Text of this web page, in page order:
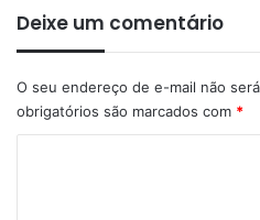
Deixe um comentário
O seu endereço de e-mail não
obrigatórios são marcados com *